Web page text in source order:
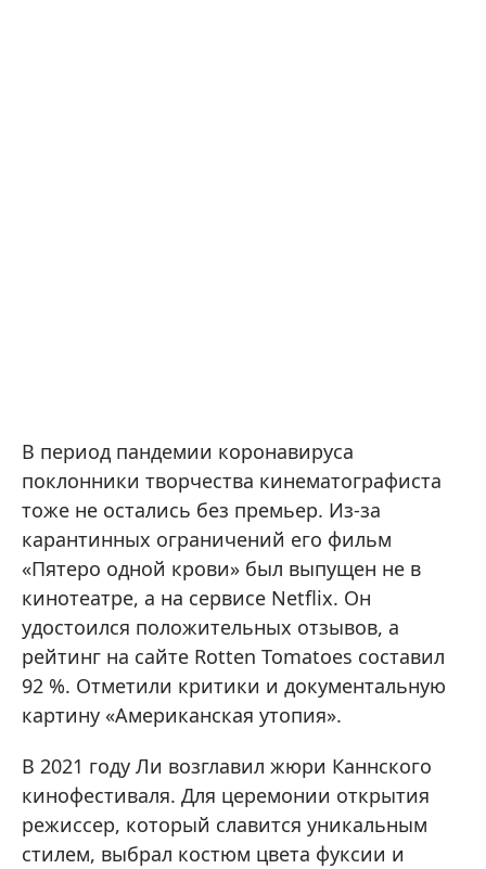
В период пандемии коронавируса
поклонники творчества кинематографиста
тоже не остались без премьер. Из-за
карантинных ограничений его фильм
«Пятеро одной крови» был выпущен не в
кинотеатре, а на сервисе Netflix. Он
удостоился положительных отзывов, а
рейтинг на сайте Rotten Tomatoes составил
92 %. Отметили критики и документальную
картину «Американская утопия».
В 2021 году Ли возглавил жюри Каннского
кинофестиваля. Для церемонии открытия
режиссер, который славится уникальным
стилем, выбрал костюм цвета фуксии и